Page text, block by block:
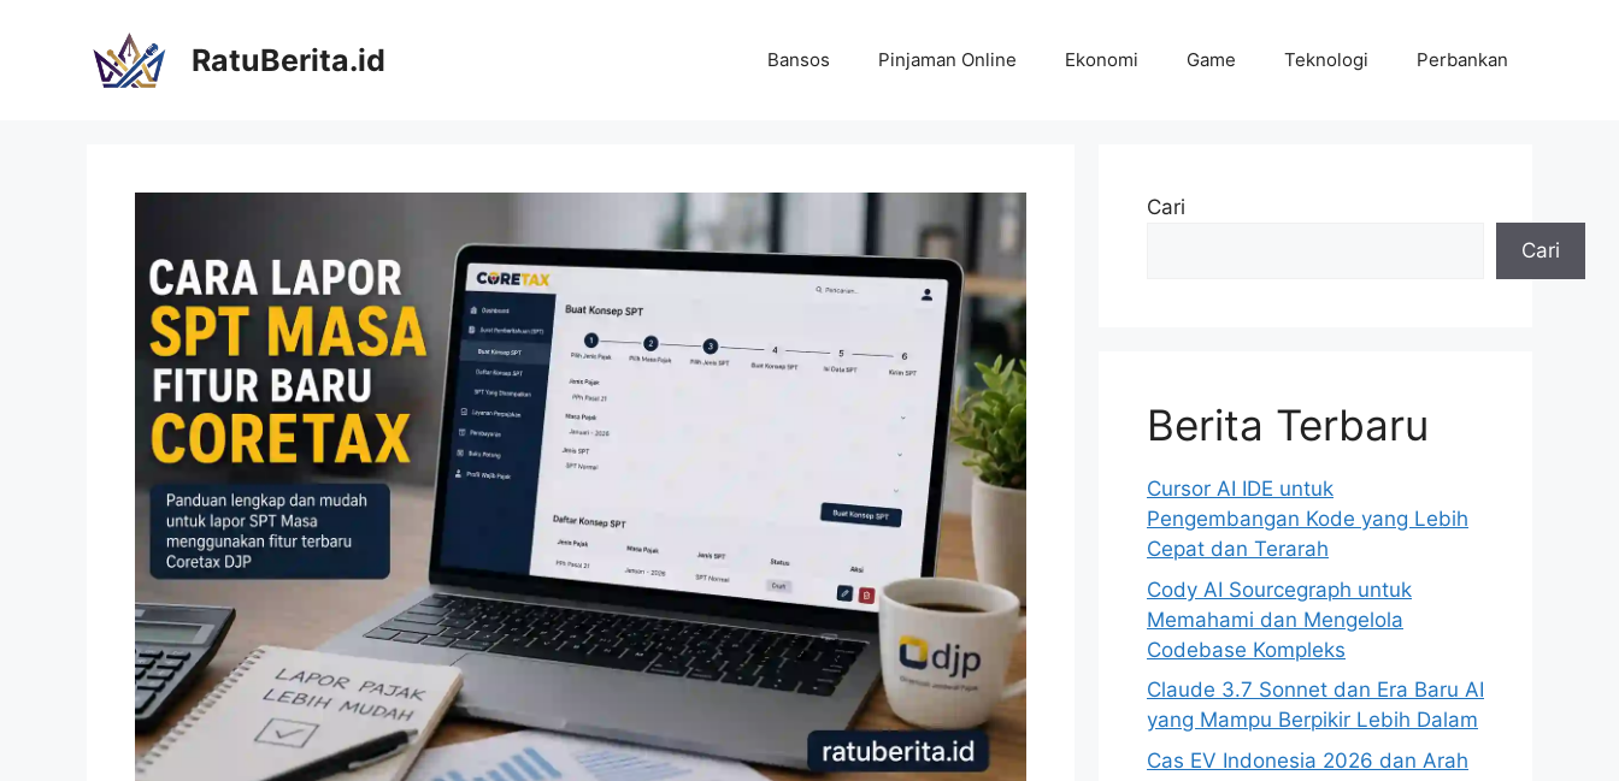
RatuBerita.id Bansos Pinjaman Online Ekonomi Game Teknologi Perbankan
Cari
Cari
Berita Terbaru
Cursor AI IDE untuk
Pengembangan Kode yang Lebih
Cepat dan Terarah
Cody AI Sourcegraph untuk
Memahami dan Mengelola
Codebase Kompleks
Claude 3.7 Sonnet dan Era Baru AI
yang Mampu Berpikir Lebih Dalam
Cas EV Indonesia 2026 dan Arah